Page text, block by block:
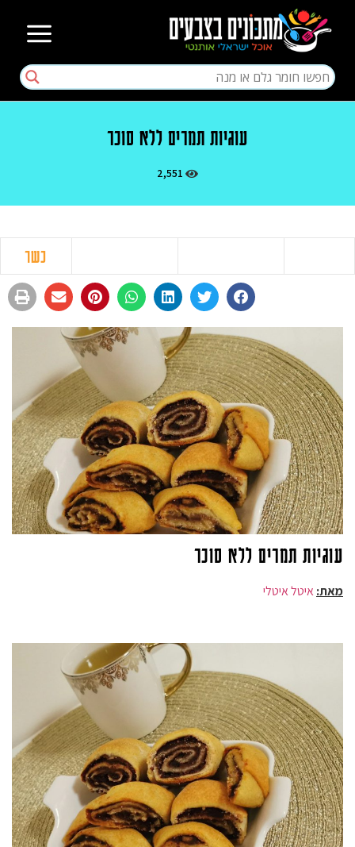
עוגיות תמרים ללא סוכר
2,551
כשר
עוגיות תמרים ללא סוכר
מאת:איטל איטלי